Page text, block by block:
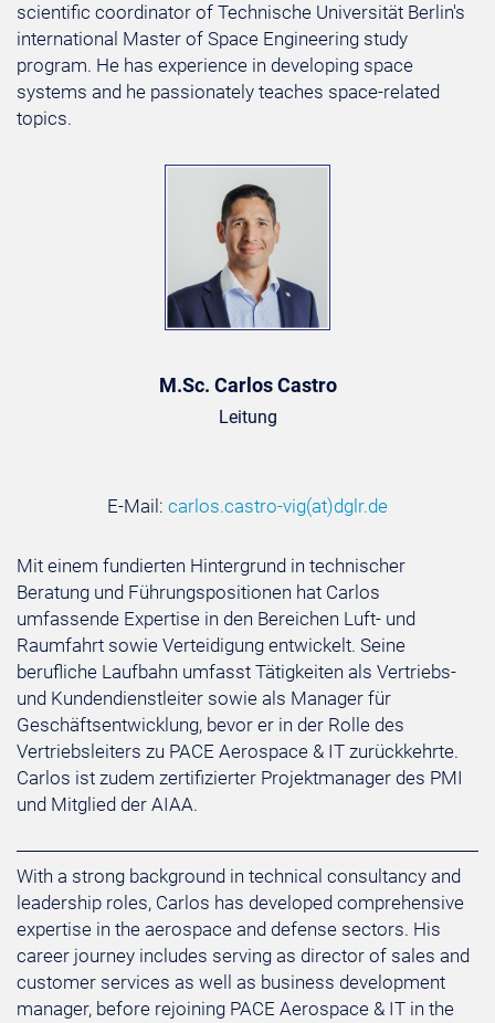
scientific coordinator of Technische Universität Berlin's
international Master of Space Engineering study
program. He has experience in developing space
systems and he passionately teaches space-related
topics.
M.Sc. Carlos Castro
Leitung
E-Mail: carlos.castro-vig(at)dglr.de
Mit einem fundierten Hintergrund in technischer
Beratung und Führungspositionen hat Carlos
umfassende Expertise in den Bereichen Luft- und
Raumfahrt sowie Verteidigung entwickelt. Seine
berufliche Laufbahn umfasst Tätigkeiten als Vertriebs-
und Kundendienstleiter sowie als Manager für
Geschäftsentwicklung, bevor er in der Rolle des
Vertriebsleiters zu PACE Aerospace & IT zurückkehrte.
Carlos ist zudem zertifizierter Projektmanager des PMI
und Mitglied der AIAA.­­
With a strong background in technical consultancy and
leadership roles, Carlos has developed comprehensive
expertise in the aerospace and defense sectors. His
career journey includes serving as director of sales and
customer services as well as business development
manager, before rejoining PACE Aerospace & IT in the